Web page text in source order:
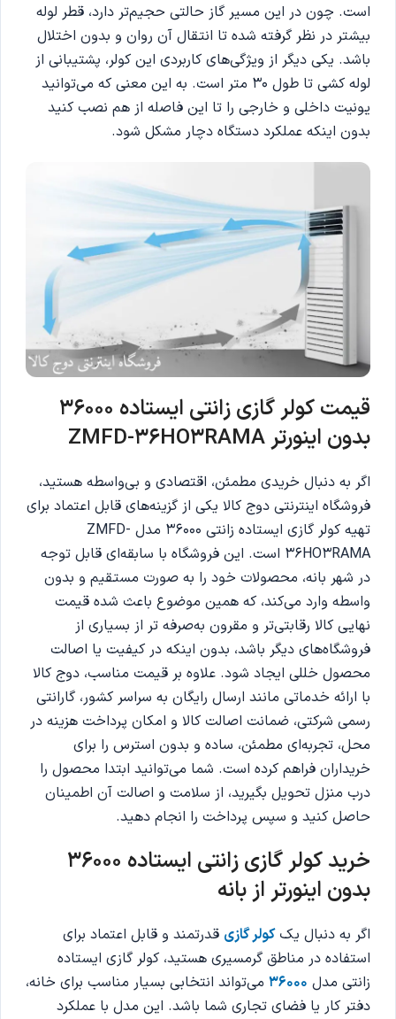
است. چون در این مسیر گاز حالتی حجیم‌تر دارد، قطر لوله
بیشتر در نظر گرفته شده تا انتقال آن روان و بدون اختلال
باشد. یکی دیگر از ویژگی‌های کاربردی این کولر، پشتیبانی از
لوله کشی تا طول ۳۰ متر است. به این معنی که می‌توانید
یونیت داخلی و خارجی را تا این فاصله از هم نصب کنید
بدون اینکه عملکرد دستگاه دچار مشکل شود.
قیمت کولر گازی زانتی ایستاده 36000
بدون اینورتر ZMFD-36HO3RAMA
اگر به دنبال خریدی مطمئن، اقتصادی و بی‌واسطه هستید،
فروشگاه اینترنتی دوج‌ کالا یکی از گزینه‌های قابل اعتماد برای
تهیه کولر گازی ایستاده زانتی 36000 مدل ZMFD-
36HO3RAMA است. این فروشگاه با سابقه‌ای قابل توجه
در شهر بانه، محصولات خود را به صورت مستقیم و بدون
واسطه وارد می‌کند، که همین موضوع باعث شده قیمت
نهایی کالا رقابتی‌تر و مقرون‌ به‌صرفه تر از بسیاری از
فروشگاه‌های دیگر باشد، بدون اینکه در کیفیت یا اصالت
محصول خللی ایجاد شود. علاوه بر قیمت مناسب، دوج‌ کالا
با ارائه خدماتی مانند ارسال رایگان به سراسر کشور، گارانتی
رسمی شرکتی، ضمانت اصالت کالا و امکان پرداخت هزینه در
محل، تجربه‌ای مطمئن، ساده و بدون استرس را برای
خریداران فراهم کرده است. شما می‌توانید ابتدا محصول را
درب منزل تحویل بگیرید، از سلامت و اصالت آن اطمینان
حاصل کنید و سپس پرداخت را انجام دهید.
خرید کولر گازی زانتی ایستاده 36000
بدون اینورتر از بانه
اگر به دنبال یککولر گازی قدرتمند و قابل اعتماد برای
استفاده در مناطق گرمسیری هستید، کولر گازی ایستاده
زانتی مدل 36000 می‌تواند انتخابی بسیار مناسب برای خانه،
دفتر کار یا فضای تجاری شما باشد. این مدل با عملکرد